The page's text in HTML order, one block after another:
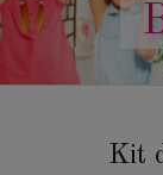
Kit